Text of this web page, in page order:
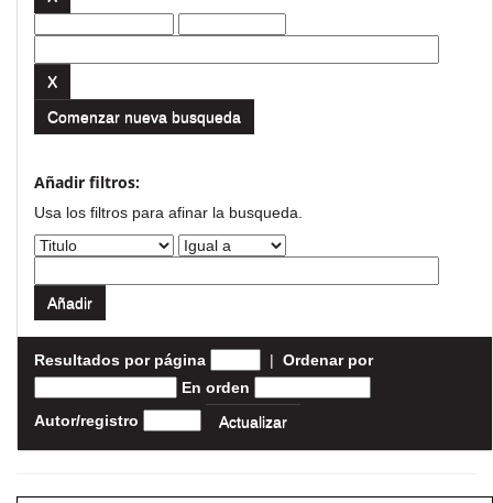
Comenzar nueva busqueda
Añadir filtros:
Usa los filtros para afinar la busqueda.
Resultados por página | Ordenar por
En orden
Autor/registro